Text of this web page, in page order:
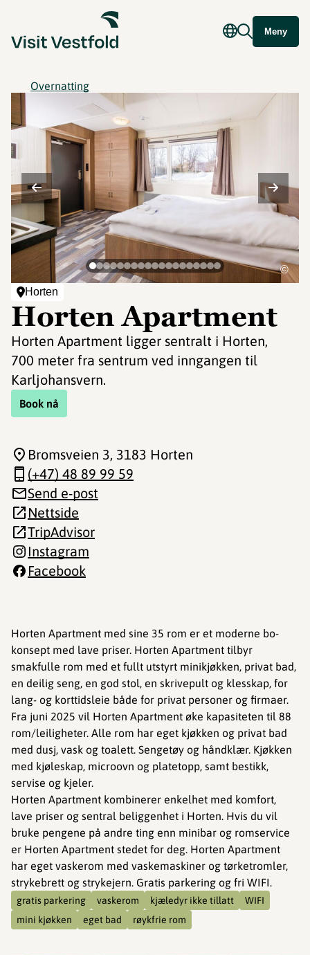
Meny
Overnatting
Horten
Horten Apartment
Horten Apartment ligger sentralt i Horten,
700 meter fra sentrum ved inngangen til
Karljohansvern.
Book nå
©
Horten Apartment med sine 35 rom er et moderne bo-
konsept med lave priser. Horten Apartment tilbyr
smakfulle rom med et fullt utstyrt minikjøkken, privat bad,
en deilig seng, en god stol, en skrivepult og klesskap, for
lang- og korttidsleie både for privat personer og firmaer.
Fra juni 2025 vil Horten Apartment øke kapasiteten til 88
rom/leiligheter. Alle rom har eget kjøkken og privat bad
med dusj, vask og toalett. Sengetøy og håndklær. Kjøkken
med kjøleskap, microovn og platetopp, samt bestikk,
servise og kjeler.
Horten Apartment kombinerer enkelhet med komfort,
lave priser og sentral beliggenhet i Horten. Hvis du vil
bruke pengene på andre ting enn minibar og romservice
er Horten Apartment stedet for deg. Horten Apartment
har eget vaskerom med vaskemaskiner og tørketromler,
strykebrett og strykejern. Gratis parkering og fri WIFI.
gratis parkering vaskerom kjæledyr ikke tillatt
WIFI
mini kjøkken
eget bad røykfrie rom
Bromsveien 3, 3183 Horten
(+47) 48 89 99 59
Send e-post
Nettside
TripAdvisor
Instagram
Facebook